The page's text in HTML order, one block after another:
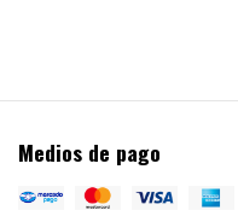
Medios de pago